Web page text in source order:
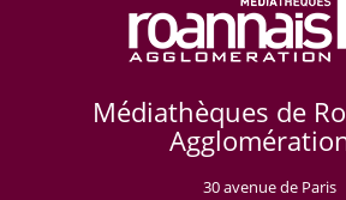
Médiathèques de
30 avenue de Paris